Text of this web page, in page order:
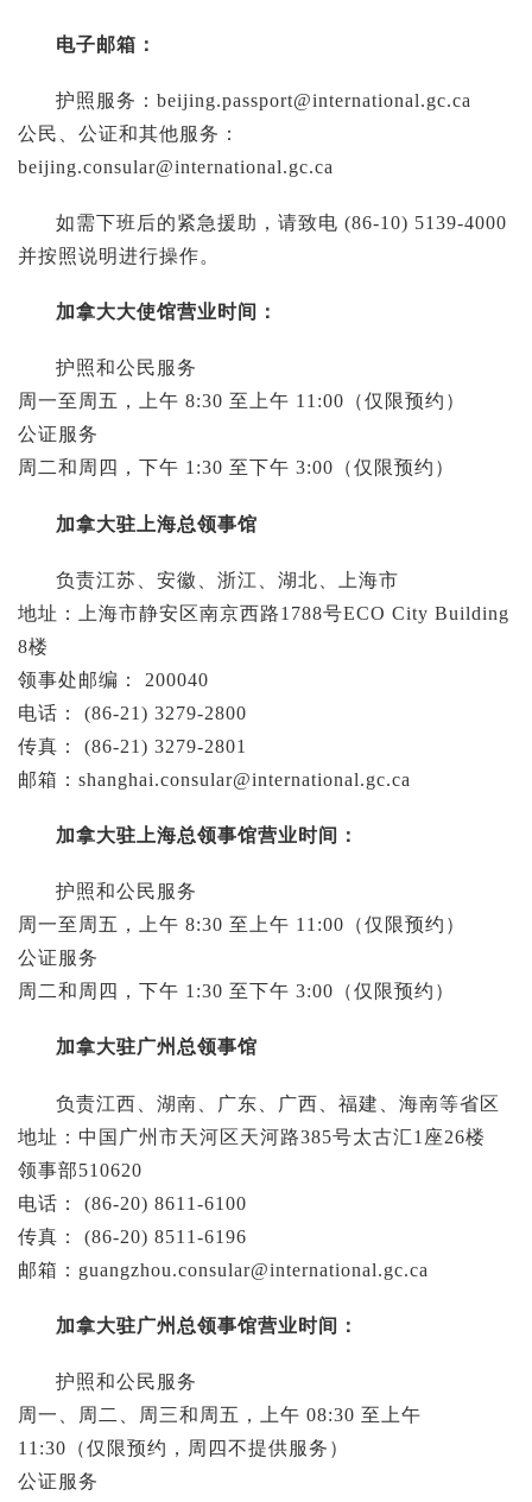
电子邮箱：
护照服务： beijing.passport@international.gc.ca
公民、公证和其他服务：
beijing.consular@international.gc.ca
如需下班后的紧急援助，请致电 (86-10) 5139-4000
并按照说明进行操作。
加拿大大使馆营业时间：
护照和公民服务
周一至周五，上午 8:30 至上午 11:00（仅限预约）
公证服务
周二和周四，下午 1:30 至下午 3:00（仅限预约）
加拿大驻上海总领事馆
负责江苏、安徽、浙江、湖北、上海市
地址：上海市静安区南京西路1788号ECO City Building
8楼
领事处邮编： 200040
电话： (86-21) 3279-2800
传真： (86-21) 3279-2801
邮箱： shanghai.consular@international.gc.ca
加拿大驻上海总领事馆营业时间：
护照和公民服务
周一至周五，上午 8:30 至上午 11:00（仅限预约）
公证服务
周二和周四，下午 1:30 至下午 3:00（仅限预约）
加拿大驻广州总领事馆
负责江西、湖南、广东、广西、福建、海南等省区
地址：中国广州市天河区天河路385号太古汇1座26楼
领事部510620
电话： (86-20) 8611-6100
传真： (86-20) 8511-6196
邮箱： guangzhou.consular@international.gc.ca
加拿大驻广州总领事馆营业时间：
护照和公民服务
周一、周二、周三和周五，上午 08:30 至上午
11:30（仅限预约，周四不提供服务）
公证服务